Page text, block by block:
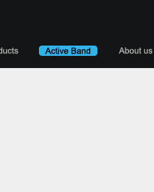
品设计 人才招聘 联系我们